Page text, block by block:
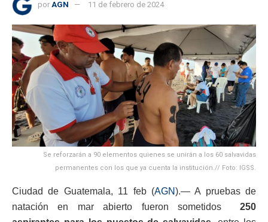
por AGN 11 de febrero de 2024
Se reforzarán a 90 elementos quienes se unirán a los 60 salvavidas
permanentes con los que ya cuenta la institución.// Foto: IGSS.
Ciudad de Guatemala, 11 feb (AGN).— A pruebas de
natación en mar abierto fueron sometidos
250